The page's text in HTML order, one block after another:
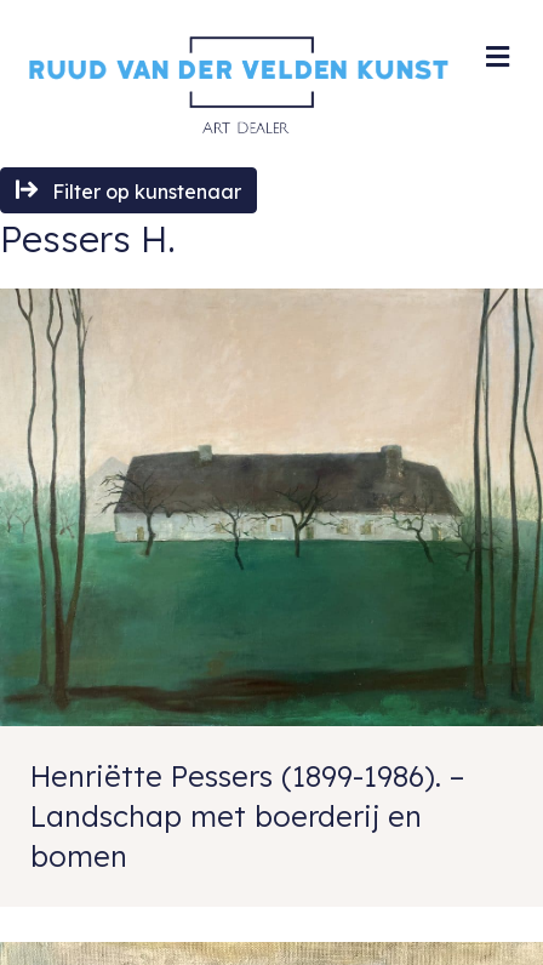
Filter op kunstenaar
Pessers H.
Henriëtte Pessers (1899-1986). –
Landschap met boerderij en
bomen